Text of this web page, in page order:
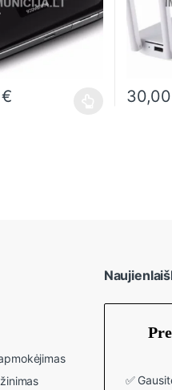
may be chosen on the
€
has multiple variants. The
30,00
This
✅